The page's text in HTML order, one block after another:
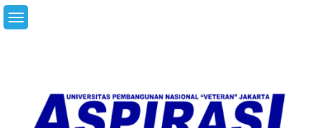
Skip
to